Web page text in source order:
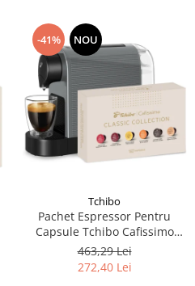
-41% NOU
Tchibo
Pachet Espressor Pentru
Capsule Tchibo Cafissimo
Pure Grey + TCHIBO
CAFISSIMO Set Capsule 6
Sortimente - Bundle
463,29 Lei
272,40 Lei